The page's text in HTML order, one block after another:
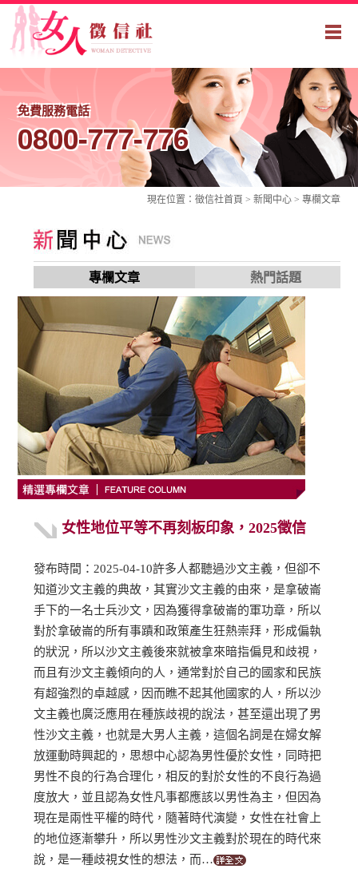
免費服務電話
0800-777-776
現在位置： 徵信社首頁 > 新聞中心 > 專欄文章
專欄文章 熱門話題
女性地位平等不再刻板印象，2025徵信
發布時間：2025-04-10許多人都聽過沙文主義，但卻不
知道沙文主義的典故，其實沙文主義的由來，是拿破崙
手下的一名士兵沙文，因為獲得拿破崙的軍功章，所以
對於拿破崙的所有事蹟和政策產生狂熱崇拜，形成偏執
的狀況，所以沙文主義後來就被拿來暗指偏見和歧視，
而且有沙文主義傾向的人，通常對於自己的國家和民族
有超強烈的卓越感，因而瞧不起其他國家的人，所以沙
文主義也廣泛應用在種族歧視的說法，甚至還出現了男
性沙文主義，也就是大男人主義，這個名詞是在婦女解
放運動時興起的，思想中心認為男性優於女性，同時把
男性不良的行為合理化，相反的對於女性的不良行為過
度放大，並且認為女性凡事都應該以男性為主，但因為
現在是兩性平權的時代，隨著時代演變，女性在社會上
的地位逐漸攀升，所以男性沙文主義對於現在的時代來
說，是一種歧視女性的想法，而…